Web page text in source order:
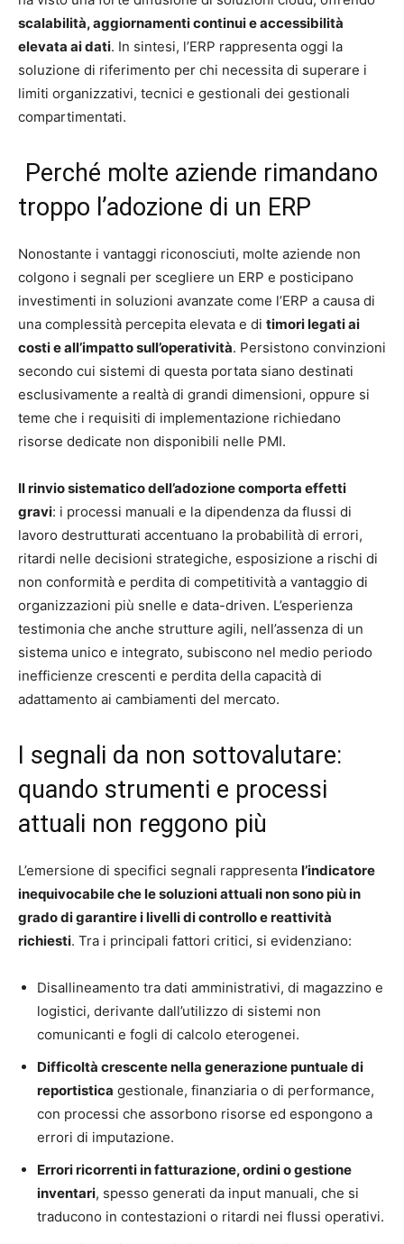
scalabilità, aggiornamenti continui e accessibilità
elevata ai dati. In sintesi, l’ERP rappresenta oggi la
soluzione di riferimento per chi necessita di superare i
limiti organizzativi, tecnici e gestionali dei gestionali
compartimentati.
Perché molte aziende rimandano
troppo l’adozione di un ERP
Nonostante i vantaggi riconosciuti, molte aziende non
colgono i segnali per scegliere un ERP e posticipano
investimenti in soluzioni avanzate come l’ERP a causa di
una complessità percepita elevata e di timori legati ai
costi e all’impatto sull’operatività. Persistono convinzioni
secondo cui sistemi di questa portata siano destinati
esclusivamente a realtà di grandi dimensioni, oppure si
teme che i requisiti di implementazione richiedano
risorse dedicate non disponibili nelle PMI.
Il rinvio sistematico dell’adozione comporta effetti
gravi: i processi manuali e la dipendenza da flussi di
lavoro destrutturati accentuano la probabilità di errori,
ritardi nelle decisioni strategiche, esposizione a rischi di
non conformità e perdita di competitività a vantaggio di
organizzazioni più snelle e data-driven. L’esperienza
testimonia che anche strutture agili, nell’assenza di un
sistema unico e integrato, subiscono nel medio periodo
inefficienze crescenti e perdita della capacità di
adattamento ai cambiamenti del mercato.
I segnali da non sottovalutare:
quando strumenti e processi
attuali non reggono più
L’emersione di specifici segnali rappresenta l’indicatore
inequivocabile che le soluzioni attuali non sono più in
grado di garantire i livelli di controllo e reattività
richiesti. Tra i principali fattori critici, si evidenziano:
Disallineamento tra dati amministrativi, di magazzino e
logistici, derivante dall’utilizzo di sistemi non
comunicanti e fogli di calcolo eterogenei.
Difficoltà crescente nella generazione puntuale di
reportistica gestionale, finanziaria o di performance,
con processi che assorbono risorse ed espongono a
errori di imputazione.
Errori ricorrenti in fatturazione, ordini o gestione
inventari, spesso generati da input manuali, che si
traducono in contestazioni o ritardi nei flussi operativi.